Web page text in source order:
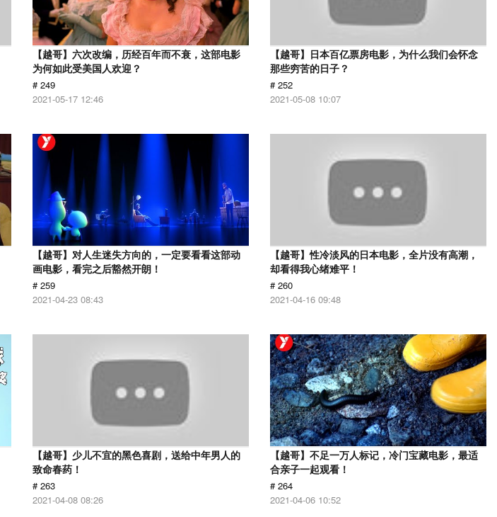
【越哥】六次改编，历经百年而不衰，这部电影
为何如此受美国人欢迎？
# 249
2021-05-17 12:46
【越哥】日本百亿票房电影，为什么我们会怀念
那些穷苦的日子？
# 252
2021-05-08 10:07
【越哥】对人生迷失方向的，一定要看看这部动
画电影，看完之后豁然开朗！
# 259
2021-04-23 08:43
【越哥】性冷淡风的日本电影，全片没有高潮，
却看得我心绪难平！
# 260
2021-04-16 09:48
【越哥】少儿不宜的黑色喜剧，送给中年男人的
致命春药！
# 263
2021-04-08 08:26
【越哥】不足一万人标记，冷门宝藏电影，最适
合亲子一起观看！
# 264
2021-04-06 10:52